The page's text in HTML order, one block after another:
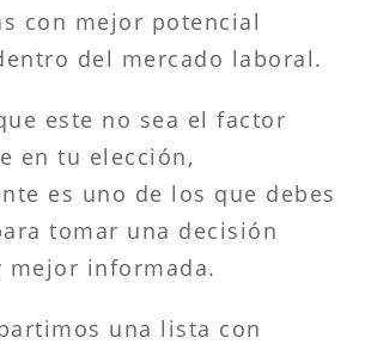
con mejor potencial
del mercado laboral.
este no sea el factor
en tu elección,
es uno de los que debes
tomar una decisión
mejor informada.
una lista con